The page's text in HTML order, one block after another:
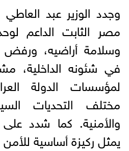
وجدد الوزير عبد
مصر الثابت الداعم
وسلامة أراضيه، ورفض
في شئونه الداخلية،
لمؤسسات الدولة
مختلف التحديات
والأمنية. كما شدد على
يمثل ركيزة أساسية